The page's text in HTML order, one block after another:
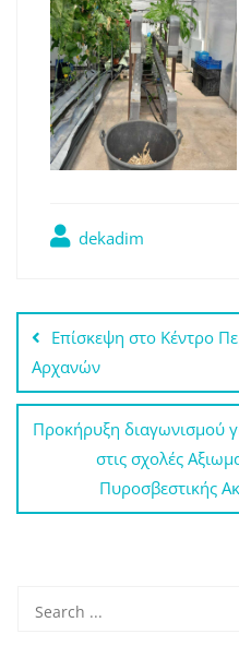
dekadim
Πλοήγηση
άρθρων
Eπίσκεψη στο Κέντρο
Αρχανών
Προκήρυξη διαγωνισμού
στις σχολές
Πυροσβεστικής